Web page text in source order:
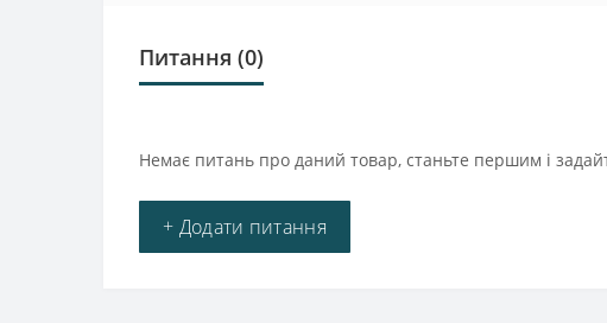
Питання (0)
Немає питань про даний товар, станьте першим і
+ Додати питання